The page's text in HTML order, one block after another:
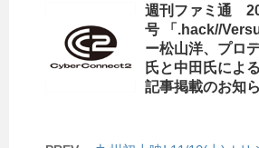
週刊ファミ通
号 「.hack//
ー松山洋、プロ
氏と中田氏によ
記事掲載のお知